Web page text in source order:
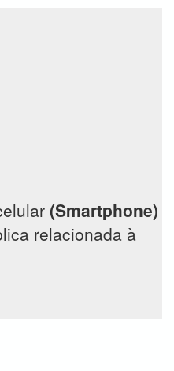
(Smartphone)
relacionada à